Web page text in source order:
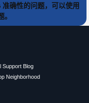
确性的问题，可以使用
Support Blog
Neighborhood